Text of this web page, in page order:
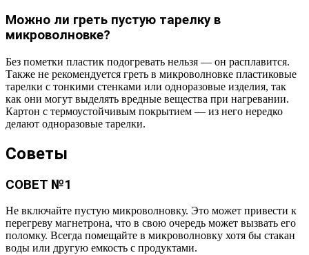
Можно ли греть пустую тарелку в
микроволновке?
Без пометки пластик подогревать нельзя — он расплавится.
Также не рекомендуется греть в микроволновке пластиковые
тарелки с тонкими стенками или одноразовые изделия, так
как они могут выделять вредные вещества при нагревании.
Картон с термоустойчивым покрытием — из него нередко
делают одноразовые тарелки.
Советы
СОВЕТ №1
Не включайте пустую микроволновку. Это может привести к
перегреву магнетрона, что в свою очередь может вызвать его
поломку. Всегда помещайте в микроволновку хотя бы стакан
воды или другую емкость с продуктами.